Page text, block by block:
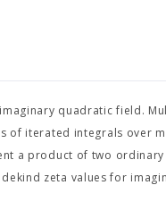
quadratic field.
of iterated integrals over
a product of two
zeta values for